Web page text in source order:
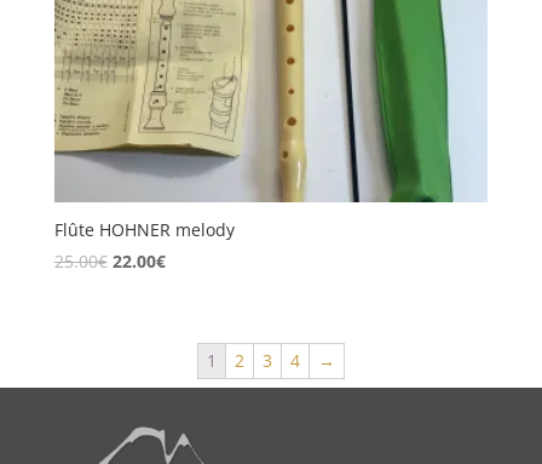
Flûte HOHNER melody
25.00€ 22.00€
1 2 3 4 →